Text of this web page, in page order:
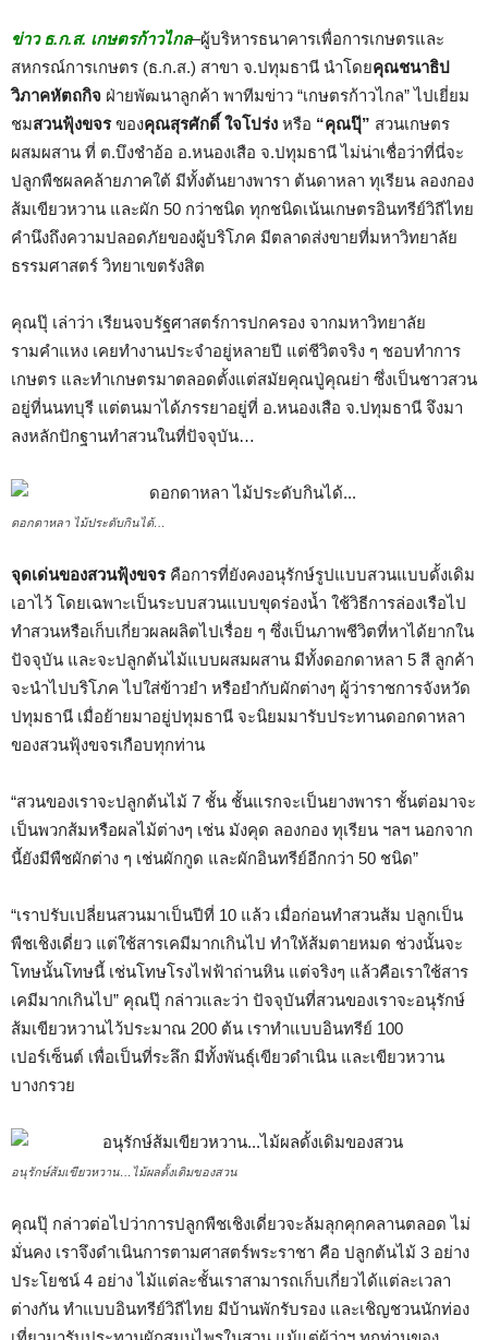
ข่าว ธ.ก.ส. เกษตรก้าวไกล–ผู้บริหารธนาคารเพื่อการเกษตรและ
สหกรณ์การเกษตร (ธ.ก.ส.) สาขา จ.ปทุมธานี นำโดยคุณชนาธิป
วิภาคหัตถกิจ ฝ่ายพัฒนาลูกค้า พาทีมข่าว “เกษตรก้าวไกล” ไปเยี่ยม
ชมสวนฟุ้งขจรของคุณสุรศักดิ์ ใจโปร่ง หรือ “คุณปุ๊” สวนเกษตร
ผสมผสาน ที่ ต.บึงชำอ้อ อ.หนองเสือ จ.ปทุมธานี ไม่น่าเชื่อว่าที่นี่จะ
ปลูกพืชผลคล้ายภาคใต้ มีทั้งต้นยางพารา ต้นดาหลา ทุเรียน ลองกอง
ส้มเขียวหวาน และผัก 50 กว่าชนิด ทุกชนิดเน้นเกษตรอินทรีย์วิถีไทย
คำนึงถึงความปลอดภัยของผู้บริโภค มีตลาดส่งขายที่มหาวิทยาลัย
ธรรมศาสตร์ วิทยาเขตรังสิต
คุณปุ๊ เล่าว่า เรียนจบรัฐศาสตร์การปกครอง จากมหาวิทยาลัย
รามคำแหง เคยทำงานประจำอยู่หลายปี แต่ชีวิตจริง ๆ ชอบทำการ
เกษตร และทำเกษตรมาตลอดตั้งแต่สมัยคุณปู่คุณย่า ซึ่งเป็นชาวสวน
อยู่ที่นนทบุรี แต่ตนมาได้ภรรยาอยู่ที่ อ.หนองเสือ จ.ปทุมธานี จึงมา
ลงหลักปักฐานทำสวนในที่ปัจจุบัน…
ดอกดาหลา ไม้ประดับกินได้…
จุดเด่นของสวนฟุ้งขจรคือการที่ยังคงอนุรักษ์รูปแบบสวนแบบดั้งเดิม
เอาไว้ โดยเฉพาะเป็นระบบสวนแบบขุดร่องน้ำ ใช้วิธีการล่องเรือไป
ทำสวนหรือเก็บเกี่ยวผลผลิตไปเรื่อย ๆ ซึ่งเป็นภาพชีวิตที่หาได้ยากใน
ปัจจุบัน และจะปลูกต้นไม้แบบผสมผสาน มีทั้งดอกดาหลา 5 สี ลูกค้า
จะนำไปบริโภค ไปใส่ข้าวยำ หรือยำกับผักต่างๆ ผู้ว่าราชการจังหวัด
ปทุมธานี เมื่อย้ายมาอยู่ปทุมธานี จะนิยมมารับประทานดอกดาหลา
ของสวนฟุ้งขจรเกือบทุกท่าน
“สวนของเราจะปลูกต้นไม้ 7 ชั้น ชั้นแรกจะเป็นยางพารา ชั้นต่อมาจะ
เป็นพวกส้มหรือผลไม้ต่างๆ เช่น มังคุด ลองกอง ทุเรียน ฯลฯ นอกจาก
นี้ยังมีพืชผักต่าง ๆ เช่นผักกูด และผักอินทรีย์อีกกว่า 50 ชนิด”
“เราปรับเปลี่ยนสวนมาเป็นปีที่ 10 แล้ว เมื่อก่อนทำสวนส้ม ปลูกเป็น
พืชเชิงเดี่ยว แต่ใช้สารเคมีมากเกินไป ทำให้ส้มตายหมด ช่วงนั้นจะ
โทษนั้นโทษนี้ เช่นโทษโรงไฟฟ้าถ่านหิน แต่จริงๆ แล้วคือเราใช้สาร
เคมีมากเกินไป” คุณปุ๊ กล่าวและว่า ปัจจุบันที่สวนของเราจะอนุรักษ์
ส้มเขียวหวานไว้ประมาณ 200 ต้น เราทำแบบอินทรีย์ 100
เปอร์เซ็นต์ เพื่อเป็นที่ระลึก มีทั้งพันธุ์เขียวดำเนิน และเขียวหวาน
บางกรวย
อนุรักษ์ส้มเขียวหวาน…ไม้ผลดั้งเดิมของสวน
คุณปุ๊ กล่าวต่อไปว่าการปลูกพืชเชิงเดี่ยวจะล้มลุกคุกคลานตลอด ไม่
มั่นคง เราจึงดำเนินการตามศาสตร์พระราชา คือ ปลูกต้นไม้ 3 อย่าง
ประโยชน์ 4 อย่าง ไม้แต่ละชั้นเราสามารถเก็บเกี่ยวได้แต่ละเวลา
ต่างกัน ทำแบบอินทรีย์วิถีไทย มีบ้านพักรับรอง และเชิญชวนนักท่อง